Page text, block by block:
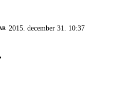
2015. december 31. 10:37